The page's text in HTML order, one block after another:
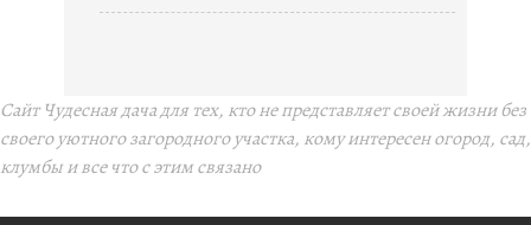
Сайт Чудесная дача для тех, кто не представляет своей жизни без
своего уютного загородного участка, кому интересен огород, сад,
клумбы и все что с этим связано